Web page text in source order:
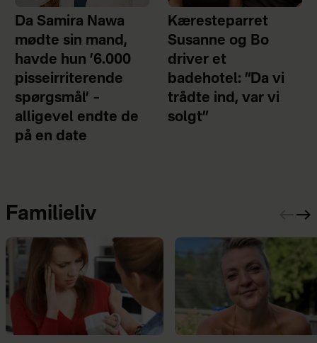
Da Samira Nawa
mødte sin mand,
havde hun ’6.000
pisseirriterende
spørgsmål’ –
alligevel endte de
på en date
Kæresteparret
Susanne og Bo
driver et
badehotel: ”Da vi
trådte ind, var vi
solgt”
Familieliv